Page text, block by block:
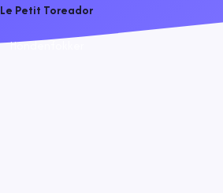
Le Petit Toreador
Hondenfokker